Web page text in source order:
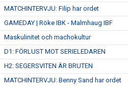
MATCHINTERVJU: Filip har ordet
GAMEDAY | Röke IBK - Malmhaug IBF
Maskulinitet och machokultur
D1: FÖRLUST MOT SERIELEDAREN
H2: SEGERSVITEN ÄR BRUTEN
MATCHINTERVJU: Benny Sand har ordet